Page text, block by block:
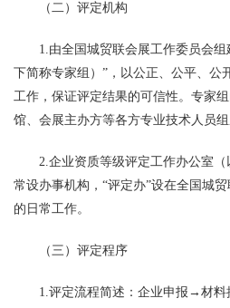
（二）评定机构
1.由全国城贸联会展工作委员会
下简称专家组）”，以公正、公平、公
工作，保证评定结果的可信性。专家
馆、会展主办方等各方专业技术人员组
2.企业资质等级评定工作办公室（
常设办事机构，“评定办”设在全国城
的日常工作。
（三）评定程序
1.评定流程简述：企业申报→材